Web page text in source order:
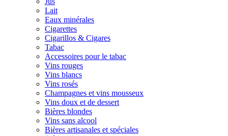
Lait
Eaux minérales
Cigarettes
Cigarillos & Cigares
Tabac
Accessoires pour le tabac
Vins rouges
Vins blancs
Vins rosés
Champagnes et vins mousseux
Vins doux et de dessert
Bières blondes
Vins sans alcool
Bières artisanales et spéciales